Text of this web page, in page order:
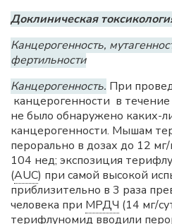
Доклиническая
Канцерогенность,
фертильности
Канцерогенность. При
канцерогенности в
не было обнаружено каких-
канцерогенности. Мышам
перорально в дозах до 12
104 нед; экспозиция
(AUC) при самой высокой
приблизительно в 3 раза
человека при МРДЧ (14 мг/
терифлуномид вводили